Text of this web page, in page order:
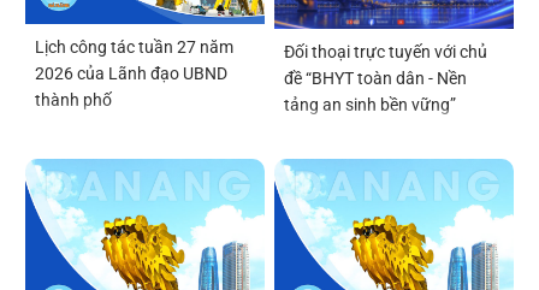
Lịch công tác tuần 27 năm
2026 của Lãnh đạo UBND
thành phố
Đối thoại trực tuyến với chủ
đề “BHYT toàn dân - Nền
tảng an sinh bền vững”